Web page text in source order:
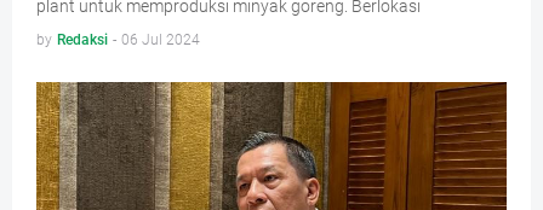
plant untuk memproduksi minyak goreng. Berlokasi
by Redaksi - 06 Jul 2024